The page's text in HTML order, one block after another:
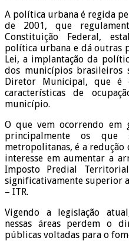
A política urbana é regida
de 2001, que
Constituição Federal,
política urbana e dá outras
Lei, a implantação da
dos municípios brasileiros
Diretor Municipal, que
características de
município.
O que vem ocorrendo em
principalmente os que
metropolitanas, é a
interesse em aumentar a
Imposto Predial
significativamente superior
– ITR.
Vigendo a legislação
nessas áreas perdem o
públicas voltadas para o